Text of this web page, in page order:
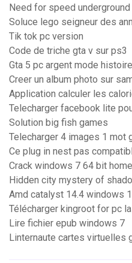
Need for speed
Soluce lego seigneur des
Tik tok pc version
Code de triche gta v sur ps3
Gta 5 pc argent mode histoire
Creer un album photo sur
Application calculer les
Telecharger facebook lite
Solution big fish games
Telecharger 4 images 1 mot
Ce plug in nest pas
Crack windows 7 64 bit
Hidden city mystery of
Amd catalyst 14.4 windows
Télécharger kingroot for pc
Lire fichier epub windows 7
Linternaute cartes virtuelles